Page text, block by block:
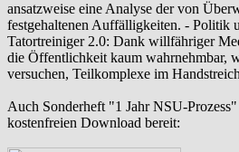
ansatzweise eine Analyse der von
festgehaltenen Auffälligkeiten. - Politik
‪Tatortreiniger‬ 2.0: Dank willfähriger
die Öffentlichkeit kaum wahrnehmbar,
versuchen, Teilkomplexe im
Auch Sonderheft "1 Jahr NSU-
kostenfreien Download bereit: